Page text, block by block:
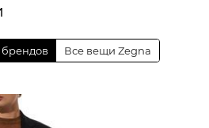
Все вещи Zegna